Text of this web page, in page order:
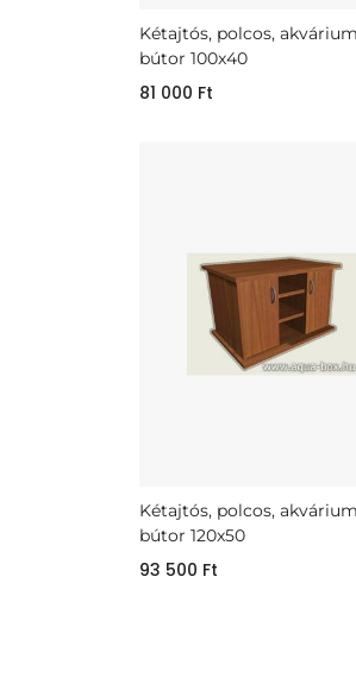
Kétajtós, polcos, akvárium
bútor 100x40
81 000 Ft
Kétajtós, polcos, akvárium
bútor 120x50
93 500 Ft